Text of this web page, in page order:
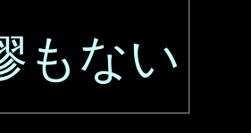
もない